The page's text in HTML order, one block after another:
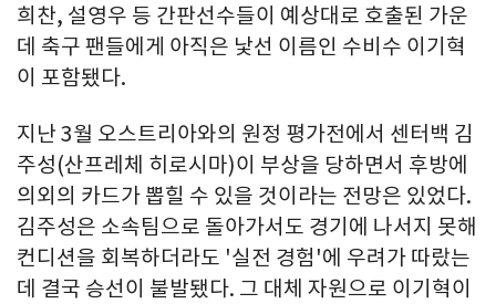
희찬, 설영우 등 간판선수들이 예상대로 호출된 가운
데 축구 팬들에게 아직은 낯선 이름인 수비수 이기혁
이 포함됐다.
지난 3월 오스트리아와의 원정 평가전에서 센터백 김
주성(산프레체 히로시마)이 부상을 당하면서 후방에
의외의 카드가 뽑힐 수 있을 것이라는 전망은 있었다.
김주성은 소속팀으로 돌아가서도 경기에 나서지 못해
컨디션을 회복하더라도 '실전 경험'에 우려가 따랐는
데 결국 승선이 불발됐다. 그 대체 자원으로 이기혁이